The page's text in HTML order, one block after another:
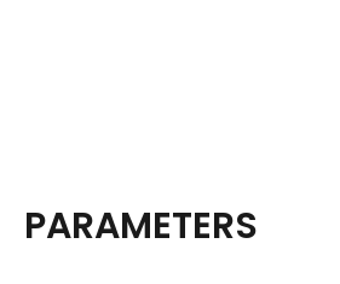
PARAMETERS